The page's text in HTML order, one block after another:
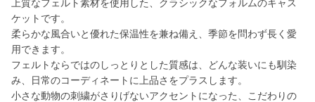
上質なフェルト素材を使用した、クラシックなフォルムのキャス
ケットです。
柔らかな風合いと優れた保温性を兼ね備え、季節を問わず長く愛
用できます。
フェルトならではのしっとりとした質感は、どんな装いにも馴染
み、日常のコーディネートに上品さをプラスします。
小さな動物の刺繍がさりげないアクセントになった、こだわりの